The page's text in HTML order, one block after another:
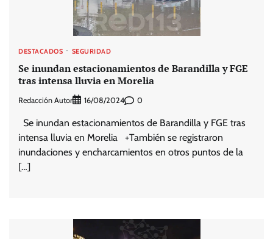
DESTACADOS SEGURIDAD
Se inundan estacionamientos de Barandilla y FGE
tras intensa lluvia en Morelia
Redacción Autor 16/08/2024 0
Se inundan estacionamientos de Barandilla y FGE tras
intensa lluvia en Morelia +También se registraron
inundaciones y encharcamientos en otros puntos de la
[…]